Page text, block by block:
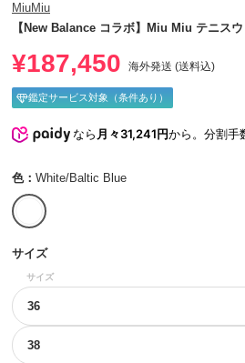
MiuMiu
【New Balance コラボ】Miu Miu テニス
¥187,450 海外発送 (送料込)
鑑定サービス対象（条件あり）
なら月々31,241円から。分割手
色： White/Baltic Blue
サイズ
サイズ
36
38